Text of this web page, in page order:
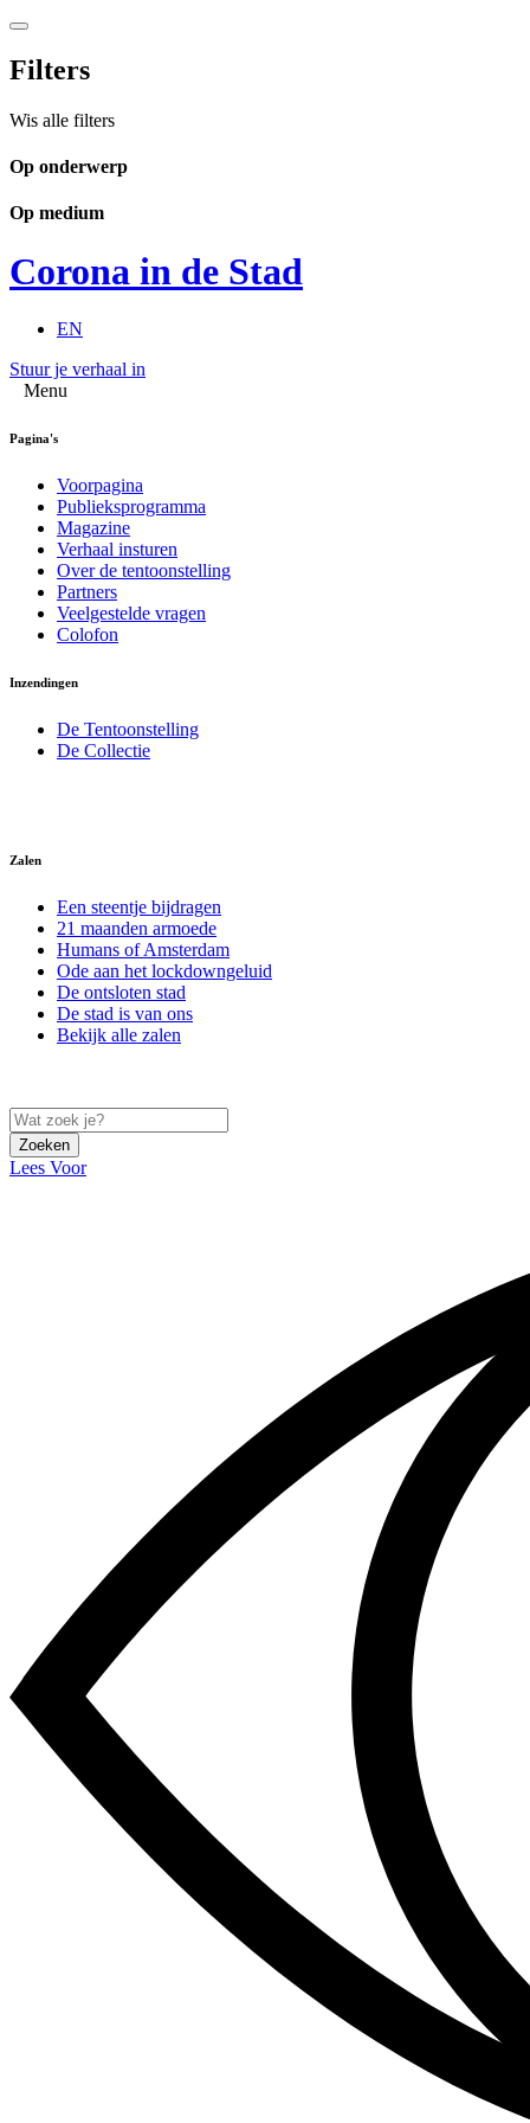
Filters
Wis alle filters
Op onderwerp
Op medium
Corona in de Stad
EN
Stuur je verhaal in
Menu
Pagina's
Voorpagina
Publieksprogramma
Magazine
Verhaal insturen
Over de tentoonstelling
Partners
Veelgestelde vragen
Colofon
Inzendingen
De Tentoonstelling
De Collectie
Zalen
Een steentje bijdragen
21 maanden armoede
Humans of Amsterdam
Ode aan het lockdowngeluid
De ontsloten stad
De stad is van ons
Bekijk alle zalen
Zoeken
Lees Voor